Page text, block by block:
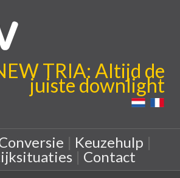
TRIA: Altijd de
juiste downlight
| Keuzehulp |
| Contact